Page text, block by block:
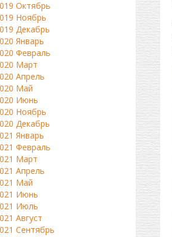
Октябрь
Ноябрь
Декабрь
Январь
Февраль
Март
Апрель
Май
Июнь
Ноябрь
Декабрь
Январь
Февраль
Март
Апрель
Май
Июнь
Июль
Август
Сентябрь